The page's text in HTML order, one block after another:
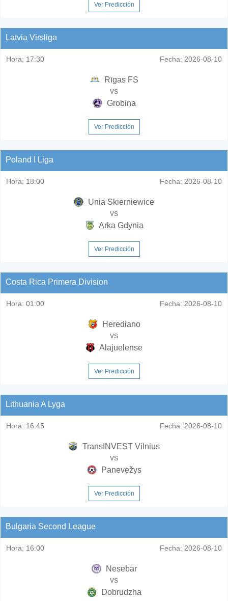
Ver Predicción
Latvia Virsliga
Hora: 17:30 Fecha: 2026-08-10
Rīgas FS
vs
Grobiņa
Ver Predicción
Poland I Liga
Hora: 18:00 Fecha: 2026-08-10
Unia Skierniewice
vs
Arka Gdynia
Ver Predicción
Costa Rica Primera Division
Hora: 01:00 Fecha: 2026-08-10
Herediano
vs
Alajuelense
Ver Predicción
Lithuania A Lyga
Hora: 16:45 Fecha: 2026-08-10
TransINVEST Vilnius
vs
Panevėžys
Ver Predicción
Bulgaria Second League
Hora: 16:00 Fecha: 2026-08-10
Nesebar
vs
Dobrudzha